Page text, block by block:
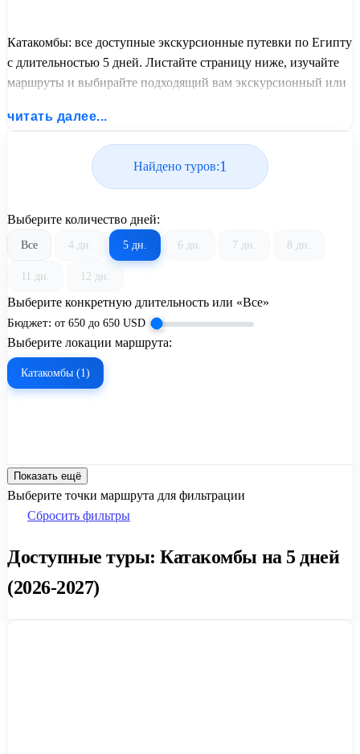
Катакомбы: все доступные экскурсионные путевки по Египту
с длительностью 5 дней. Листайте страницу ниже, изучайте
маршруты и выбирайте подходящий вам экскурсионный или
читать далее...
Найдено туров:1
Выберите количество дней:
Все 4 дн. 5 дн. 6 дн. 7 дн. 8 дн.
11 дн. 12 дн.
Выберите конкретную длительность или «Все»
Бюджет: от 650 до 650 USD
Выберите локации маршрута:
Катакомбы (1)
Показать ещё
Выберите точки маршрута для фильтрации
Сбросить фильтры
Доступные туры: Катакомбы на 5 дней
(2026-2027)